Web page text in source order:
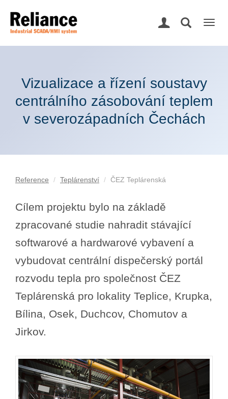
Vizualizace a řízení soustavy
centrálního zásobování teplem
v severozápadních Čechách
Reference Teplárenství ČEZ Teplárenská
Cílem projektu bylo na základě
zpracované studie nahradit stávající
softwarové a hardwarové vybavení a
vybudovat centrální dispečerský portál
rozvodu tepla pro společnost ČEZ
Teplárenská pro lokality Teplice, Krupka,
Bílina, Osek, Duchcov, Chomutov a
Jirkov.